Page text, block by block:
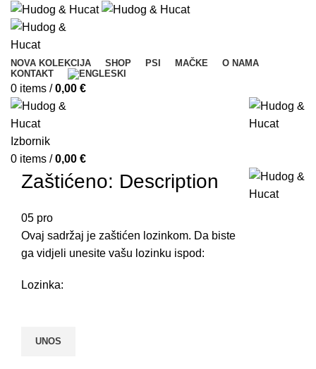
NOVA KOLEKCIJA SHOP PSI MAČKE
O NAMA
KONTAKT
0 items / 0,00 €
Izbornik
0 items / 0,00 €
Zaštićeno: Description
05 pro
Ovaj sadržaj je zaštićen lozinkom. Da biste
ga vidjeli unesite vašu lozinku ispod:
Lozinka: